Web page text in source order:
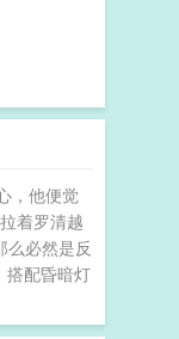
，他便觉
着罗清越
必然是反
搭配昏暗灯